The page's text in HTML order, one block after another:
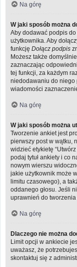
Na górę
W jaki sposób można
Aby dodawać podpis
użytkownika. Aby
funkcję Dołącz podpis
Możesz także
zaznaczając
tej funkcji, za każdym
niedodawaniu do niego
wiadomości
Na górę
W jaki sposób można
Tworzenie ankiet jest
pierwszy post w wątku,
widzieć etykietę
podaj tytuł ankiety i co
nowym wierszu
jakie użytkownik może
limitu czasowego), a
oddanego głosu. Jeśli
uprawnień do tworzenia
Na górę
Dlaczego nie można
Limit opcji w ankiecie
uważasz, że
skontaktuj się z